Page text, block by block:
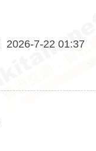
2026-7-22 01:37